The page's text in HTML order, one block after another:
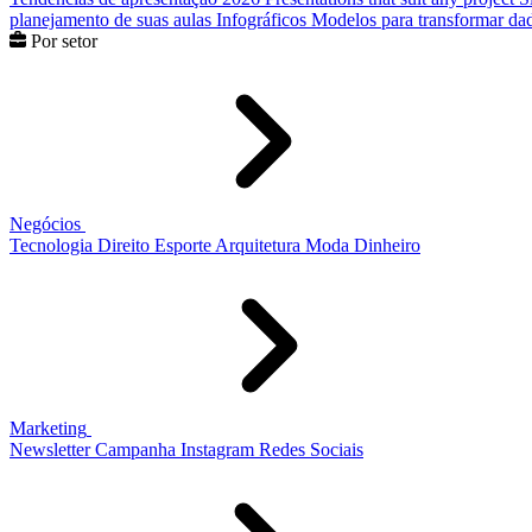
planejamento de suas aulas Infográficos Modelos para transformar
Por setor
Negócios
Tecnologia Direito Esporte Arquitetura Moda Dinheiro
Marketing
Newsletter Campanha Instagram Redes Sociais